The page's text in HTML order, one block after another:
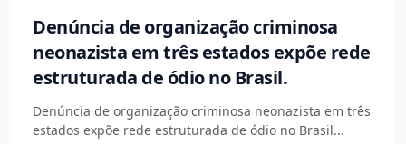
Denúncia de organização criminosa
neonazista em três estados expõe rede
estruturada de ódio no Brasil.
Denúncia de organização criminosa neonazista em três
estados expõe rede estruturada de ódio no Brasil...